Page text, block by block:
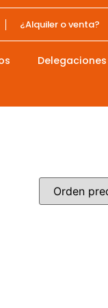
¿Alquiler o venta?
Delegaciones